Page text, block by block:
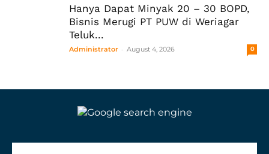
Hanya Dapat Minyak 20 – 30 BOPD,
Bisnis Merugi PT PUW di Weriagar
Teluk...
Administrator - August 4, 2026 0